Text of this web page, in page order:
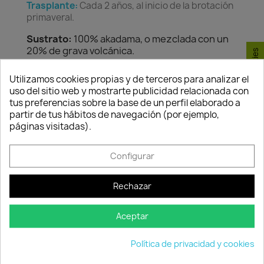
Trasplante: Cada 2 años, al inicio de la brotación
primaveral.
Sustrato: 100% akadama, o mezclada con un
20% de grava volcánica.
Poda y pinzado:La poda se realiza al inicio de
primavera. El pinzado, cuando el tallo ha
desarrollado 4 pares de hojas, cortar dejando dos
pares.
Alambrado:Todo el año.
El jugo negro-rojizo de los frutos
sirve para teñir y es usado a veces para modificar
el color de los vinos, haciéndoles tomar
apariencia de más añejos.
Utilizamos cookies propias y de terceros para analizar el
uso del sitio web y mostrarte publicidad relacionada con
tus preferencias sobre la base de un perfil elaborado a
partir de tus hábitos de navegación (por ejemplo,
páginas visitadas).
Configurar
Rechazar
Aceptar
Política de privacidad y cookies